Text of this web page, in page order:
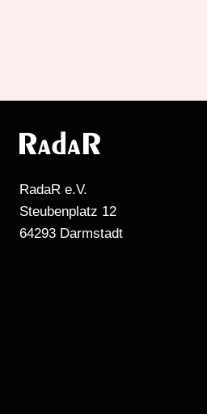
RadaR e.V.
Steubenplatz 12
64293 Darmstadt